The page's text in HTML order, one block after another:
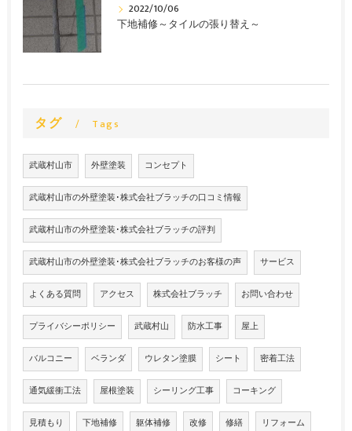
2022/10/06
下地補修～タイルの張り替え～
タグ Tags
武蔵村山市 外壁塗装 コンセプト
武蔵村山市の外壁塗装･株式会社ブラッチの口コミ情報
武蔵村山市の外壁塗装･株式会社ブラッチの評判
武蔵村山市の外壁塗装･株式会社ブラッチのお客様の声 サービス
よくある質問 アクセス 株式会社ブラッチ お問い合わせ
プライバシーポリシー 武蔵村山 防水工事 屋上
バルコニー ベランダ ウレタン塗膜 シート 密着工法
通気緩衝工法 屋根塗装 シーリング工事 コーキング
見積もり 下地補修 躯体補修 改修 修繕 リフォーム